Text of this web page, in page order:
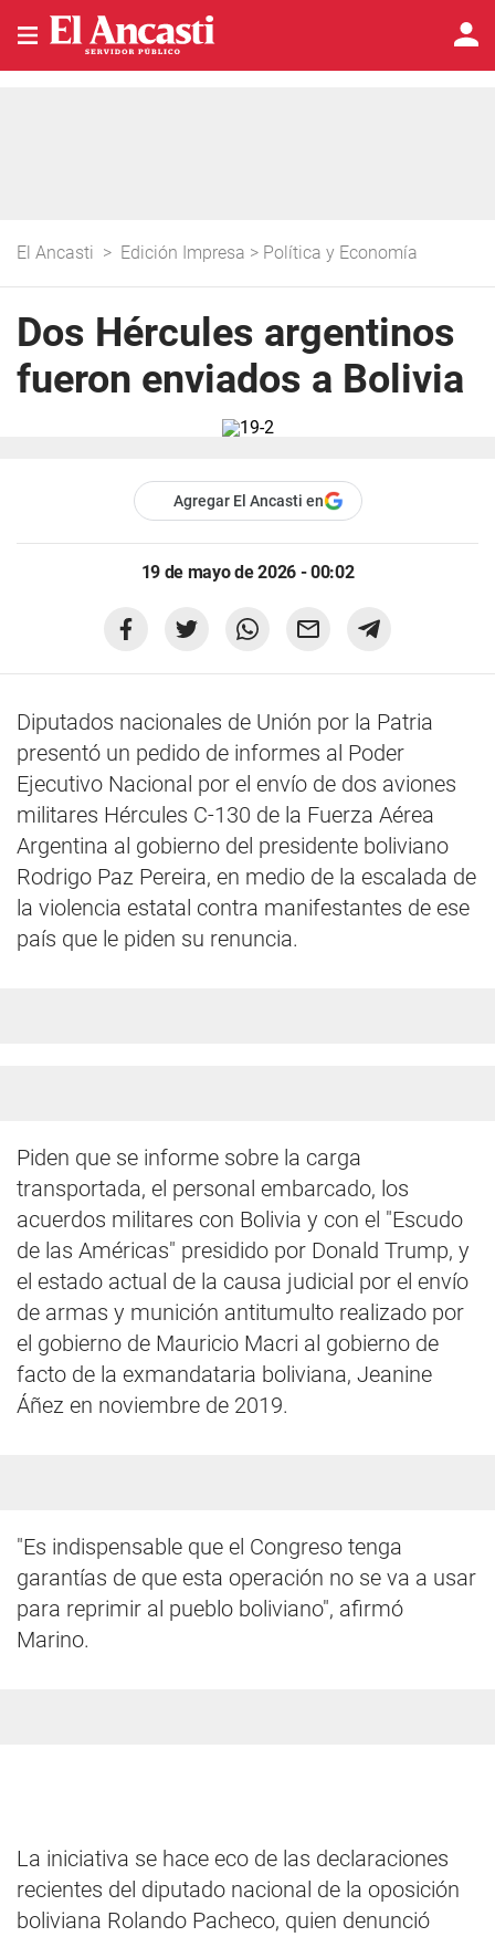
El Ancasti > Edición Impresa > Política y Economía
Dos Hércules argentinos
fueron enviados a Bolivia
Agregar El Ancasti en
19 de mayo de 2026 - 00:02
Diputados nacionales de Unión por la Patria
presentó un pedido de informes al Poder
Ejecutivo Nacional por el envío de dos aviones
militares Hércules C-130 de la Fuerza Aérea
Argentina al gobierno del presidente boliviano
Rodrigo Paz Pereira, en medio de la escalada de
la violencia estatal contra manifestantes de ese
país que le piden su renuncia.
Piden que se informe sobre la carga
transportada, el personal embarcado, los
acuerdos militares con Bolivia y con el "Escudo
de las Américas" presidido por Donald Trump, y
el estado actual de la causa judicial por el envío
de armas y munición antitumulto realizado por
el gobierno de Mauricio Macri al gobierno de
facto de la exmandataria boliviana, Jeanine
Áñez en noviembre de 2019.
"Es indispensable que el Congreso tenga
garantías de que esta operación no se va a usar
para reprimir al pueblo boliviano", afirmó
Marino.
La iniciativa se hace eco de las declaraciones
recientes del diputado nacional de la oposición
boliviana Rolando Pacheco, quien denunció